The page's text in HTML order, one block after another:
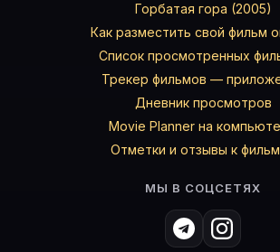
Горбатая гора (2005)
Как разместить свой фильм
Список просмотренных
Трекер фильмов —
Дневник просмотров
Movie Planner на
Отметки и отзывы к
МЫ В СОЦСЕТЯХ